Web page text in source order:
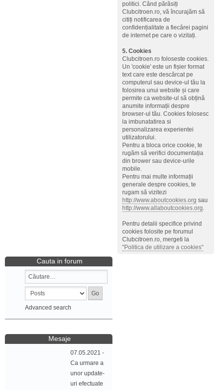
politici. Când părăsiți
Clubcitroen.ro, vă încurajăm să
citiți notificarea de
confidențialitate a fiecărei pagini
de internet pe care o vizitați.
5. Cookies
Clubcitroen.ro foloseste cookies.
Un 'cookie' este un fișier format
text care este descărcat pe
computerul sau device-ul tău la
folosirea unui website și care
permite ca website-ul să obțină
anumite informații despre
browser-ul tău. Cookies folosesc
la imbunatatirea si
personalizarea experientei
utilizatorului.
Pentru a bloca orice cookie, te
rugăm să verifici documentația
din brower sau device-urile
mobile.
Pentru mai multe informații
generale despre cookies, te
rugam să vizitezi
http://www.aboutcookies.org sau
http://www.allaboutcookies.org.
Pentru detalii specifice privind
cookies folosite pe forumul
Clubcitroen.ro, mergeti la
"Politica de utilizare a cookies"
Cauta in forum
Advanced search
Mesaje
07.05.2021 -
Ca urmare a
unor update-
uri efectuate